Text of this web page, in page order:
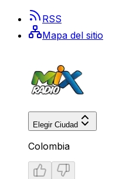
RSS
Mapa del sitio
Elegir Ciudad
Colombia